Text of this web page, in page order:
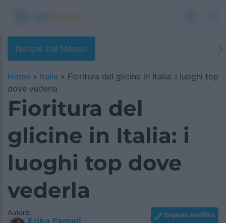
Notizie Dal Mondo
Home » Italia » Fioritura del glicine in Italia: i luoghi top
dove vederla
Fioritura del
glicine in Italia: i
luoghi top dove
vederla
Autore:
Erika Fameli
Segnala modifica